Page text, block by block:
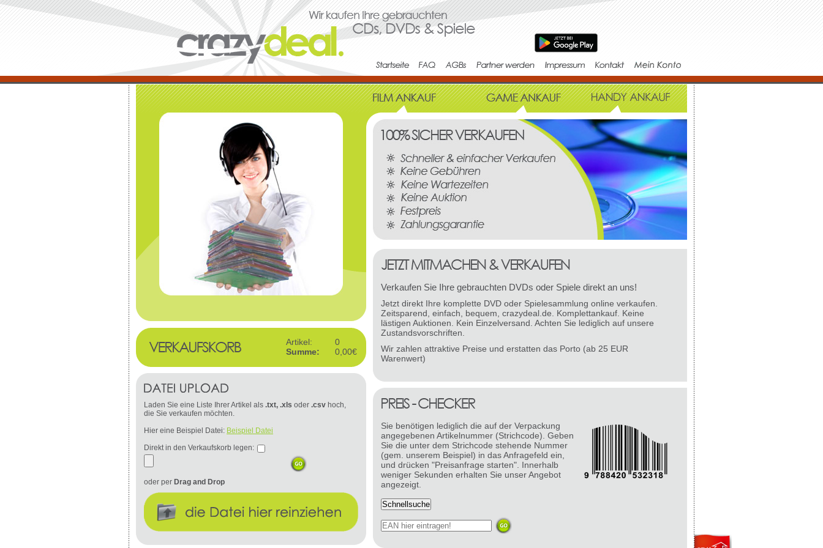
Verkaufen Sie Ihre gebrauchten DVDs oder Spiele direkt an uns!
Jetzt direkt Ihre komplette DVD oder Spielesammlung online verkaufen.
Zeitsparend, einfach, bequem, crazydeal.de. Komplettankauf. Keine
lästigen Auktionen. Kein Einzelversand. Achten Sie lediglich auf unsere
Zustandsvorschriften.
Wir zahlen attraktive Preise und erstatten das Porto (ab 25 EUR
Warenwert)
Sie benötigen lediglich die auf der Verpackung
angegebenen Artikelnummer (Strichcode). Geben
Sie die unter dem Strichcode stehende Nummer
(gem. unserem Beispiel) in das Anfragefeld ein,
und drücken "Preisanfrage starten". Innerhalb
weniger Sekunden erhalten Sie unser Angebot
angezeigt.
Artikel:
0
Summe:
0,00€
Laden Sie eine Liste Ihrer Artikel als .txt, .xls oder .csv hoch,
die Sie verkaufen möchten.
Hier eine Beispiel Datei: Beispiel Datei
Direkt in den Verkaufskorb legen:
oder per Drag and Drop